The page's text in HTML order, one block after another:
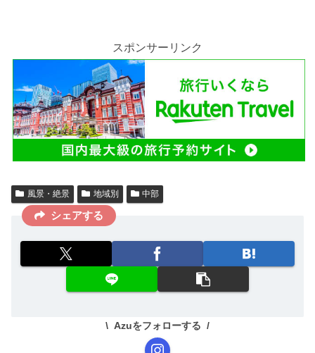
b
o
o
k
ar
d
et
スポンサーリンク
風景・絶景 地域別 中部
シェアする
Azuをフォローする